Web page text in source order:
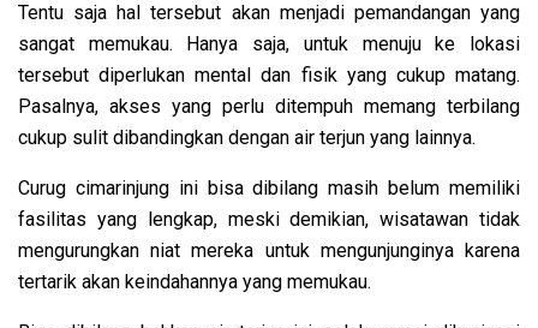
Tentu saja hal tersebut akan menjadi pemandangan yang
sangat memukau. Hanya saja, untuk menuju ke lokasi
tersebut diperlukan mental dan fisik yang cukup matang.
Pasalnya, akses yang perlu ditempuh memang terbilang
cukup sulit dibandingkan dengan air terjun yang lainnya.
Curug cimarinjung ini bisa dibilang masih belum memiliki
fasilitas yang lengkap, meski demikian, wisatawan tidak
mengurungkan niat mereka untuk mengunjunginya karena
tertarik akan keindahannya yang memukau.